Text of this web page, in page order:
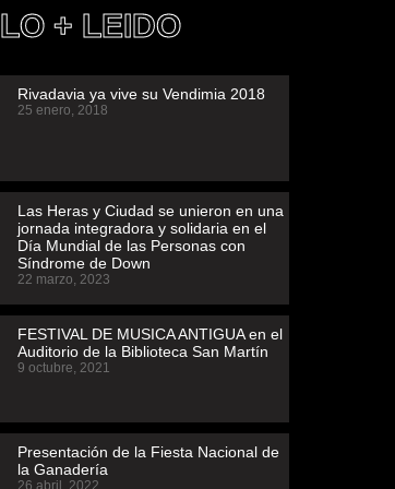
LO + LEIDO
Rivadavia ya vive su Vendimia 2018
25 enero, 2018
Las Heras y Ciudad se unieron en una
jornada integradora y solidaria en el
Día Mundial de las Personas con
Síndrome de Down
22 marzo, 2023
FESTIVAL DE MUSICA ANTIGUA en el
Auditorio de la Biblioteca San Martín
9 octubre, 2021
Presentación de la Fiesta Nacional de
la Ganadería